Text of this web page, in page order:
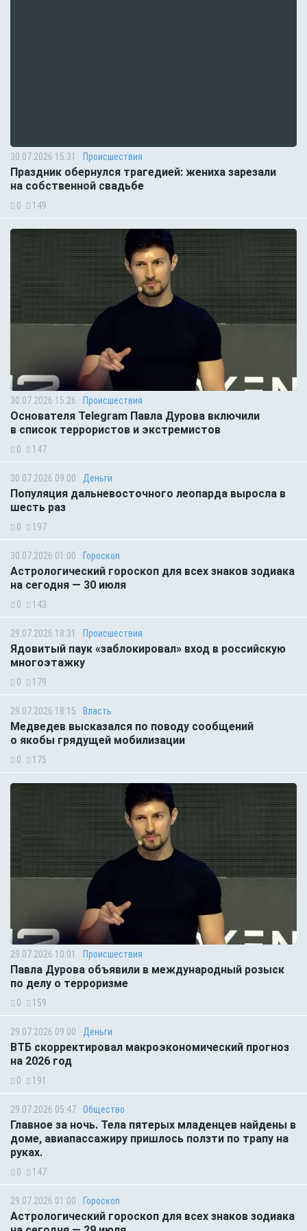
30.07.2026 15:31 Происшествия
Праздник обернулся трагедией: жениха зарезали
на собственной свадьбе
0 149
30.07.2026 15:26 Происшествия
Основателя Telegram Павла Дурова включили
в список террористов и экстремистов
0 147
30.07.2026 09:00 Деньги
Популяция дальневосточного леопарда выросла в
шесть раз
0 197
30.07.2026 01:00 Гороскоп
Астрологический гороскоп для всех знаков зодиака
на сегодня — 30 июля
0 143
29.07.2026 18:31 Происшествия
Ядовитый паук «заблокировал» вход в российскую
многоэтажку
0 179
29.07.2026 18:15 Власть
Медведев высказался по поводу сообщений
о якобы грядущей мобилизации
0 175
29.07.2026 10:01 Происшествия
Павла Дурова объявили в международный розыск
по делу о терроризме
0 159
29.07.2026 09:00 Деньги
ВТБ скорректировал макроэкономический прогноз
на 2026 год
0 191
29.07.2026 05:47 Общество
Главное за ночь. Тела пятерых младенцев найдены в
доме, авиапассажиру пришлось ползти по трапу на
руках.
0 147
29.07.2026 01:00 Гороскоп
Астрологический гороскоп для всех знаков зодиака